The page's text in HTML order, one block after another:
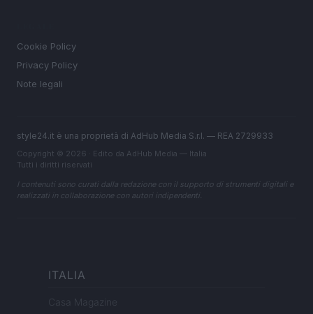
Cookie Policy
Privacy Policy
Note legali
style24.it è una proprietà di AdHub Media S.r.l. — REA 2729933
Copyright © 2026 · Edito da AdHub Media — Italia
Tutti i diritti riservati
I contenuti sono curati dalla redazione con il supporto di strumenti digitali e
realizzati in collaborazione con autori indipendenti.
ITALIA
Casa Magazine